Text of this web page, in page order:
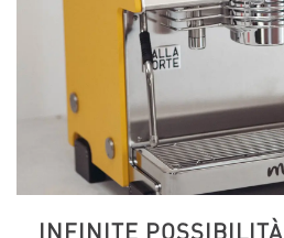
INFINITE POSSIBILITÀ